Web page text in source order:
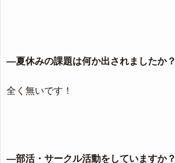
―夏休みの課題は何か出されましたか？
全く無いです！
―部活・サークル活動をしていますか？